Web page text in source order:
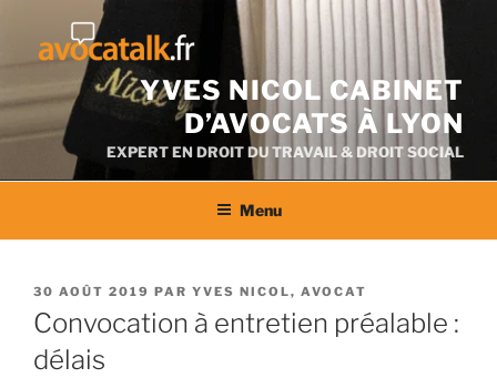
contenu
YVES NICOL CABINET
D’AVOCATS À LYON
EXPERT EN DROIT DU TRAVAIL & DROIT SOCIAL
Menu
PUBLIÉ
LE
30 AOÛT 2019 PAR YVES NICOL, AVOCAT
Convocation à entretien préalable :
délais